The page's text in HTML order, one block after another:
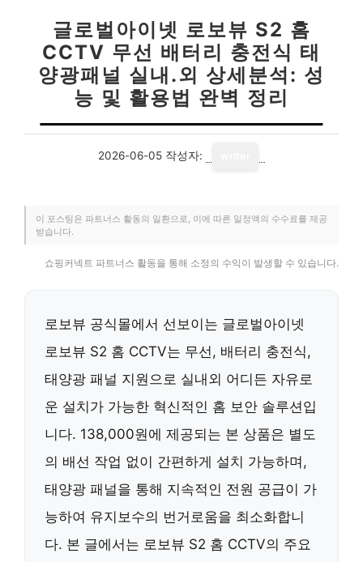
글로벌아이넷 로보뷰 S2 홈
CCTV 무선 배터리 충전식 태
양광패널 실내.외 상세분석: 성
능 및 활용법 완벽 정리
2026-06-05 작성자:
이 포스팅은 파트너스 활동의 일환으로, 이에 따른 일정액의 수수료를 제공
받습니다.
쇼핑커넥트 파트너스 활동을 통해 소정의 수익이 발생할 수 있습니다.
로보뷰 공식몰에서 선보이는 글로벌아이넷
로보뷰 S2 홈 CCTV는 무선, 배터리 충전식,
태양광 패널 지원으로 실내외 어디든 자유로
운 설치가 가능한 혁신적인 홈 보안 솔루션입
니다. 138,000원에 제공되는 본 상품은 별도
의 배선 작업 없이 간편하게 설치 가능하며,
태양광 패널을 통해 지속적인 전원 공급이 가
능하여 유지보수의 번거로움을 최소화합니
다. 본 글에서는 로보뷰 S2 홈 CCTV의 주요